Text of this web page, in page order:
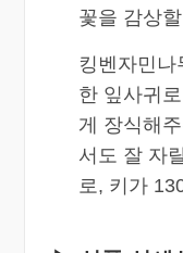
꽃을 감상
킹벤자민나
한 잎사귀
게 장식해
서도 잘 자
로, 키가